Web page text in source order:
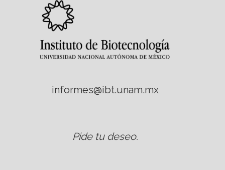
informes@ibt.unam.mx
Pide tu deseo.